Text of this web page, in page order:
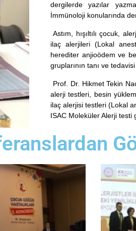
dergilerde yazılar
İmmünoloji konularında
Astım, hışıltılı çocuk,
ilaç alerjileri (Lokal
herediter anjioödem ve
gruplarının tanı ve
Prof. Dr. Hikmet Tekin
alerji testleri, besin
ilaç alerjisi testleri (Lokal
ISAC Moleküler Alerji testi